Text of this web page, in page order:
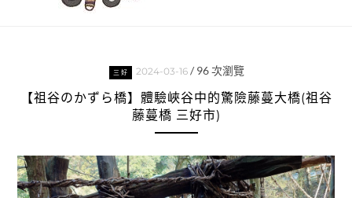
三好 2024-03-16 / 96次瀏覽
【祖谷のかずら橋】體驗峽谷中的驚險藤蔓大橋(祖谷
藤蔓橋 三好市)